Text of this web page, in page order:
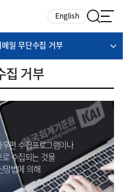
English
메일 무단수집 거부
집 거부
편 수집프로그램이나
수집되는 것을
망법에 의해